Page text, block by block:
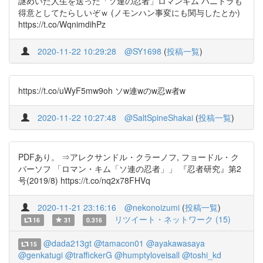
得意としてたらしいぞｗ (ノモンハン事変にも関与したとか)
https://t.co/WqnimdihPz
2020-11-22 10:29:28 @SY1698 (投稿一覧)
https://t.co/uWyF5mw9oh ソw連wのw忍w者w
2020-11-22 10:27:48 @SaltSpineShakai (投稿一覧)
PDFあり。 ⇒アレクサンドル・クラーノフ, フョードル・ク
バーソフ 「ロマン・キム「ソ連の忍者」」 『忍者研究』第2
号(2019/8) https://t.co/nq2x78FHVq
2020-11-21 23:16:16 @nekonoizumi (投稿一覧)
16 31 0.316 リツイート・ネットワーク (15)
15 @dada213gt @tamacon01 @ayakawasaya
@genkatugi @traffickerG @humptyloveisall @toshi_kd